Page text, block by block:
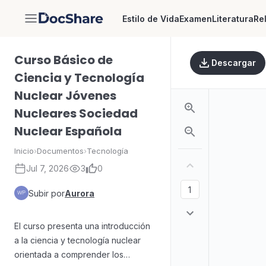
DocShare Estilo de VidaExamenLiteratura
Curso Básico de
Ciencia y Tecnología
Nuclear Jóvenes
Nucleares Sociedad
Nuclear Española
Inicio›Documentos›Tecnología
Jul 7, 2026 3 0
Subir porAurora
El curso presenta una introducción
a la ciencia y tecnología nuclear
orientada a comprender los
Descargar